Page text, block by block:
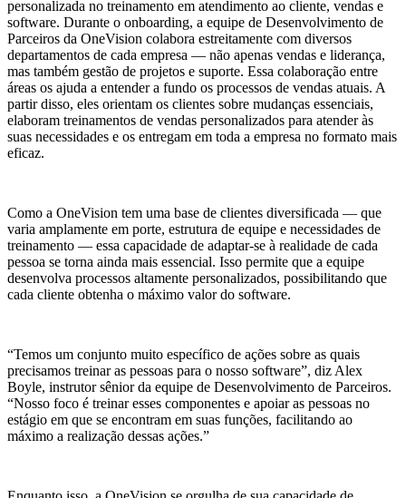
personalizada no treinamento em atendimento ao cliente, vendas e
software. Durante o onboarding, a equipe de Desenvolvimento de
Parceiros da OneVision colabora estreitamente com diversos
departamentos de cada empresa — não apenas vendas e liderança,
mas também gestão de projetos e suporte. Essa colaboração entre
áreas os ajuda a entender a fundo os processos de vendas atuais. A
partir disso, eles orientam os clientes sobre mudanças essenciais,
elaboram treinamentos de vendas personalizados para atender às
suas necessidades e os entregam em toda a empresa no formato mais
eficaz.
Como a OneVision tem uma base de clientes diversificada — que
varia amplamente em porte, estrutura de equipe e necessidades de
treinamento — essa capacidade de adaptar-se à realidade de cada
pessoa se torna ainda mais essencial. Isso permite que a equipe
desenvolva processos altamente personalizados, possibilitando que
cada cliente obtenha o máximo valor do software.
“Temos um conjunto muito específico de ações sobre as quais
precisamos treinar as pessoas para o nosso software”, diz Alex
Boyle, instrutor sênior da equipe de Desenvolvimento de Parceiros.
“Nosso foco é treinar esses componentes e apoiar as pessoas no
estágio em que se encontram em suas funções, facilitando ao
máximo a realização dessas ações.”